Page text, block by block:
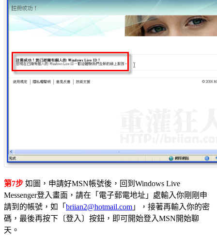
第7步 如圖，申請好MSN帳號後，回到Windows Live
Messenger登入畫面，請在「電子郵電地址」處輸入你剛剛申
請到的帳號，如「 briian2@hotmail.com 」，接著再輸入你的密
碼，最後再按下〔登入〕按鈕，即可開始登入MSN開始聊
天。